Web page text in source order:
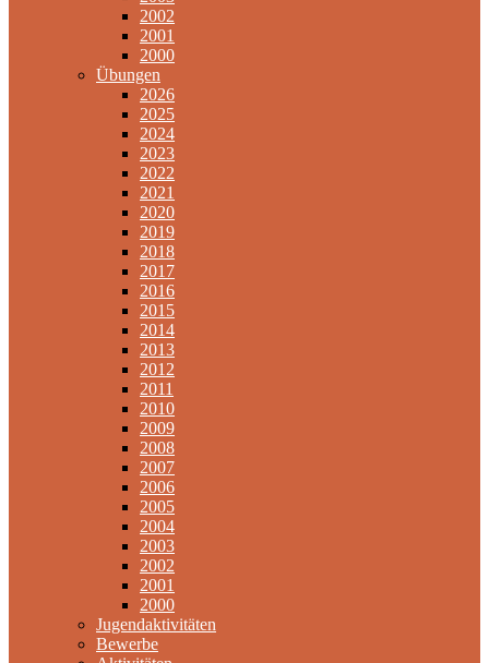
2002
2001
2000
Übungen
2026
2025
2024
2023
2022
2021
2020
2019
2018
2017
2016
2015
2014
2013
2012
2011
2010
2009
2008
2007
2006
2005
2004
2003
2002
2001
2000
Jugendaktivitäten
Bewerbe